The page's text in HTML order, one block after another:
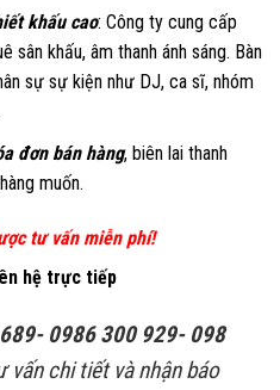
khấu cao: Công ty cung cấp
khấu, âm thanh ánh sáng. Bàn
sự sự kiện như DJ, ca sĩ, nhóm
đơn bán hàng, biên lai thanh
muốn.
tư vấn miễn phí!
hệ trực tiếp
0986 300 929- 098
vấn chi tiết và nhận báo